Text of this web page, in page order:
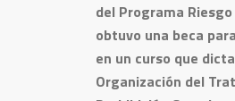
del Programa
obtuvo una beca
en un curso que
Organización del